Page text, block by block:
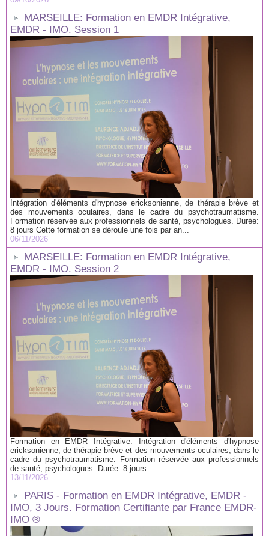
MARSEILLE: Formation en EMDR Intégrative,
EMDR - IMO. Session 1
Intégration d'éléments d'hypnose ericksonienne, de thérapie brève et
des mouvements oculaires, dans le cadre du psychotraumatisme.
Formation réservée aux professionnels de santé, psychologues. Durée:
8 jours Cette formation se déroule une fois par an...
06/11/2026
MARSEILLE: Formation en EMDR Intégrative,
EMDR - IMO. Session 2
Formation en EMDR Intégrative: Intégration d'éléments d'hypnose
ericksonienne, de thérapie brève et des mouvements oculaires, dans le
cadre du psychotraumatisme. Formation réservée aux professionnels
de santé, psychologues. Durée: 8 jours...
13/11/2026
PARIS - Formation en EMDR Intégrative, EMDR -
IMO, 3 Jours. Formation Certifiante par France EMDR-
IMO ®